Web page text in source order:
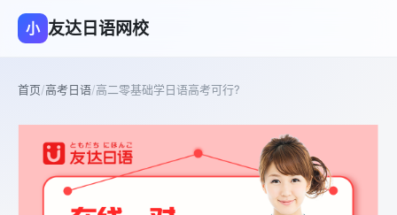
小 友达日语网校
首页/高考日语/高二零基础学日语高考可行?